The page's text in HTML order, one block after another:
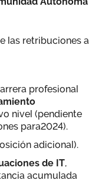
las retribuciones a
profesional
nivel (pendiente
para2024).
adicional).
de IT,
acumulada